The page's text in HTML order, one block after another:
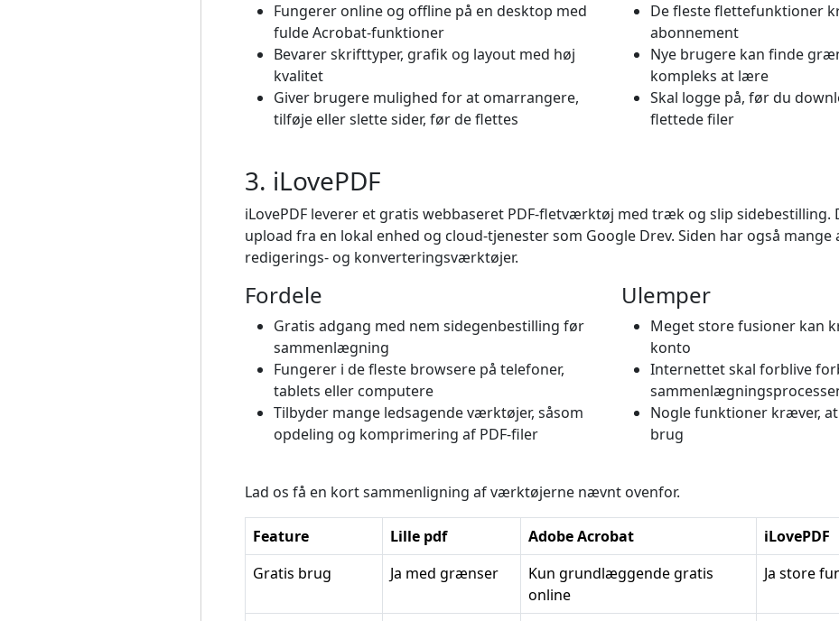
Fungerer online og offline på en desktop med
fulde Acrobat-funktioner
Bevarer skrifttyper, grafik og layout med høj
kvalitet
Giver brugere mulighed for at omarrangere,
tilføje eller slette sider, før de flettes
De fleste flettefunktioner
abonnement
Nye brugere kan finde
kompleks at lære
Skal logge på, før du
flettede filer
3. iLovePDF
iLovePDF leverer et gratis webbaseret PDF-fletværktøj med træk og slip
upload fra en lokal enhed og cloud-tjenester som Google Drev. Siden har også mange
redigerings- og konverteringsværktøjer.
Fordele
Gratis adgang med nem sidegenbestilling før
sammenlægning
Fungerer i de fleste browsere på telefoner,
tablets eller computere
Tilbyder mange ledsagende værktøjer, såsom
opdeling og komprimering af PDF-filer
Ulemper
Meget store fusioner kan
konto
Internettet skal forblive
Nogle funktioner kræver,
brug
Lad os få en kort sammenligning af værktøjerne nævnt ovenfor.
Feature Lille pdf Adobe Acrobat
iLovePDF
Gratis brug
Ja med grænser
Kun grundlæggende gratis
online
Ja store